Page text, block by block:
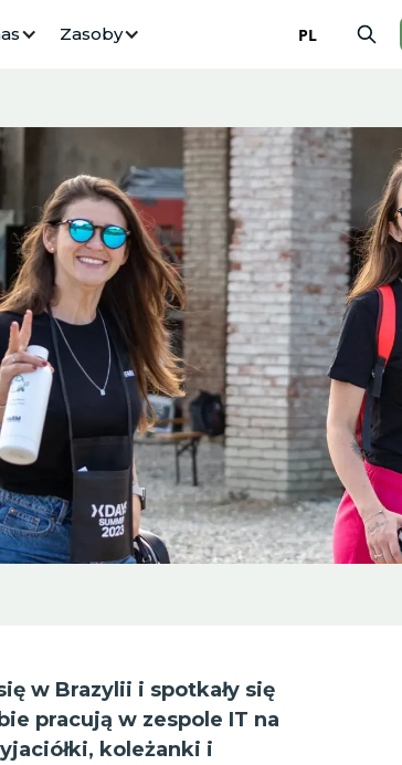
Zasoby PL
w Brazylii i spotkały się
pracują w zespole IT na
koleżanki i